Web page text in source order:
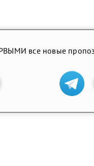
все новые